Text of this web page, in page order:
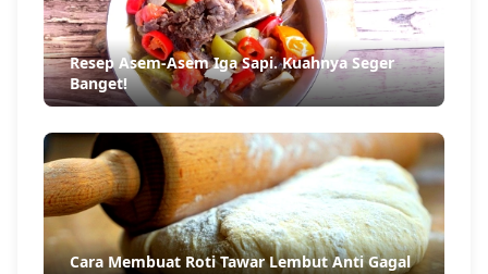
Resep Asem-Asem Iga Sapi. Kuahnya Seger
Banget!
Cara Membuat Roti Tawar Lembut Anti Gagal